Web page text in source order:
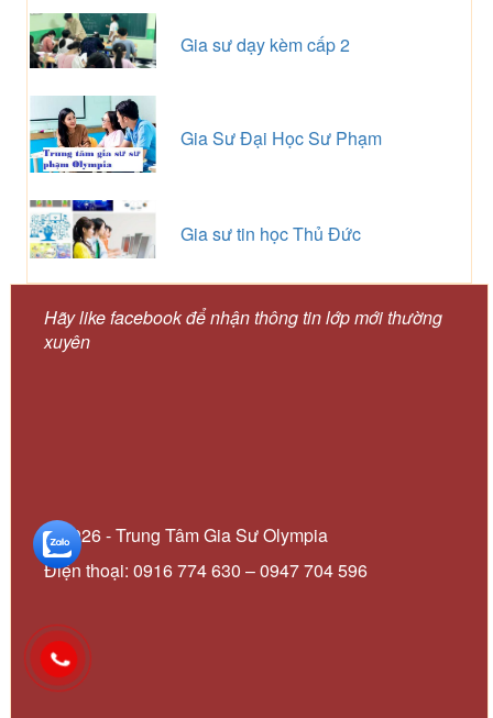
Gia sư dạy kèm cấp 2
Gia Sư Đại Học Sư Phạm
Gia sư tin học Thủ Đức
Hãy like facebook để nhận thông tin lớp mới thường
xuyên
© 2026 - Trung Tâm Gia Sư Olympia
Điện thoại: 0916 774 630 – 0947 704 596